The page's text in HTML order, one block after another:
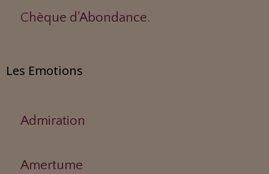
Chèque d'Abondance.
Les Emotions
Admiration
Amertume